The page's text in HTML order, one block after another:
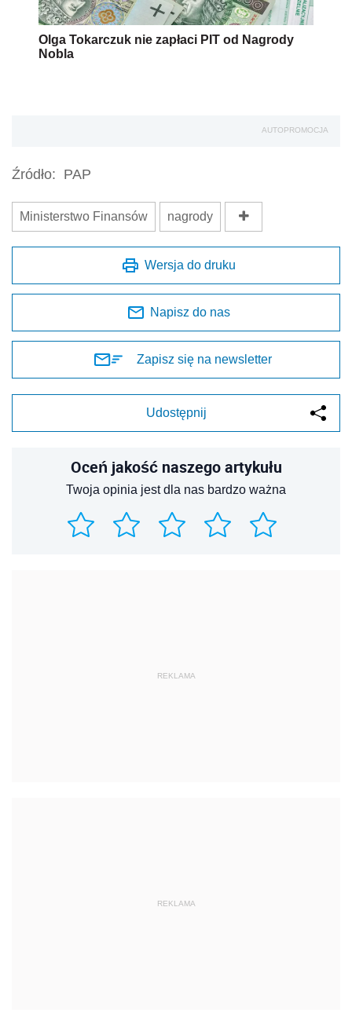
Olga Tokarczuk nie zapłaci PIT od Nagrody
Nobla
AUTOPROMOCJA
Źródło: PAP
Ministerstwo Finansów nagrody
Wersja do druku
Napisz do nas
Zapisz się na newsletter
Udostępnij
Oceń jakość naszego artykułu
Twoja opinia jest dla nas bardzo ważna
REKLAMA
REKLAMA